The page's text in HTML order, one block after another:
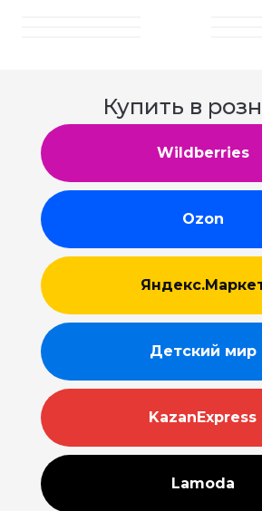
Купить в
Wildberries
Ozon
Детский мир
KazanExpress
Lamoda